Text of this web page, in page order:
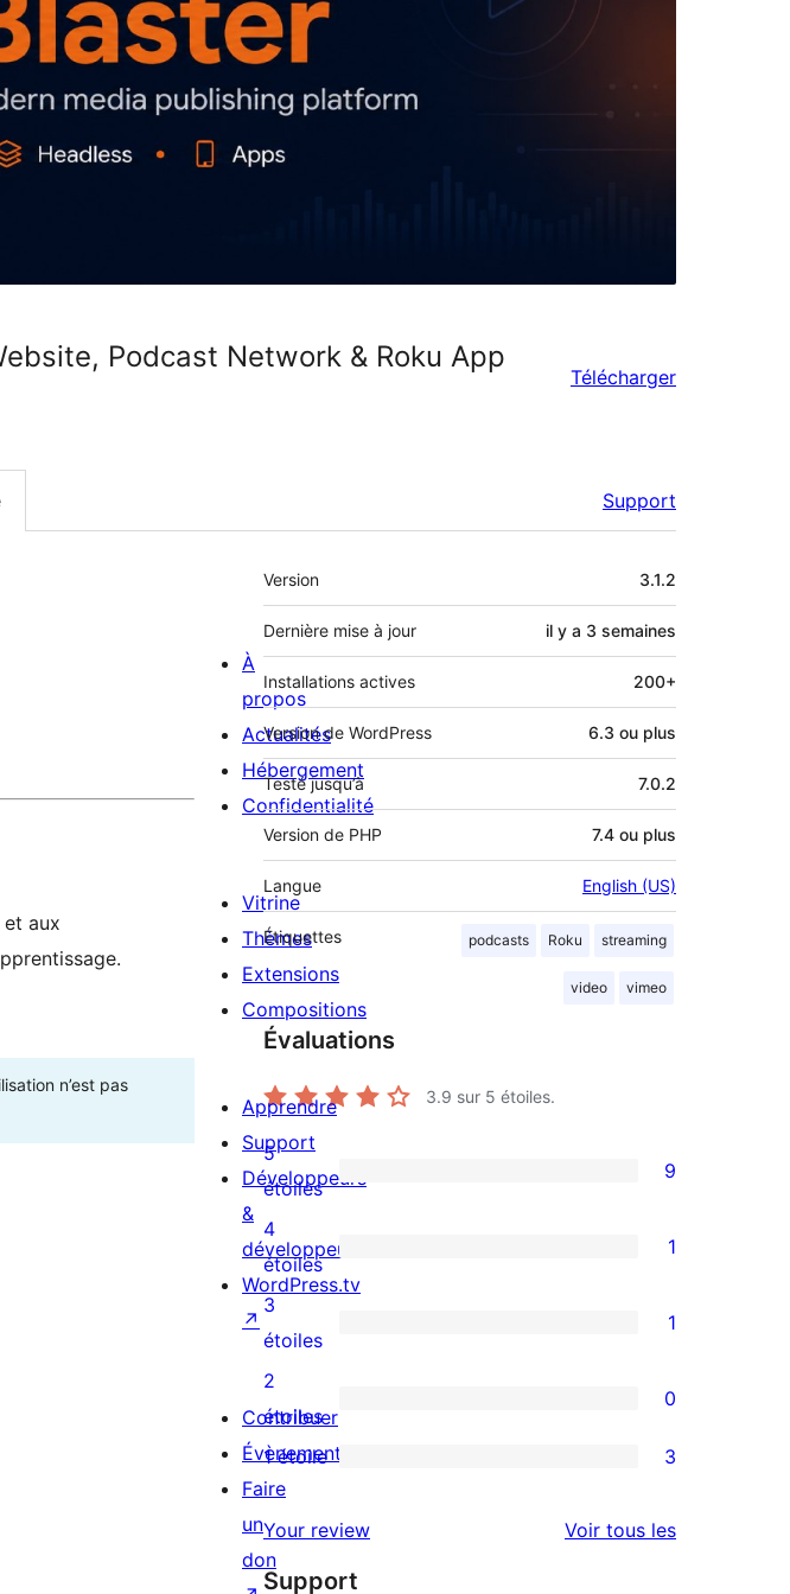
Podcast Network & Roku App
Télécharger
Support
aux
n’est pas
Méta
Version 3.1.2
Dernière mise à jour il y a 3 semaines
Installations actives 200+
Version de WordPress 6.3 ou plus
Testé jusqu’à 7.0.2
Version de PHP 7.4 ou plus
Langue English (US)
Étiquettes podcasts Roku streaming
video vimeo
Évaluations
3.9 sur 5 étoiles.
9
avis
à
5
étoiles
5
étoiles
9
1
avis
à
4
étoile
4
étoiles
1
1
avis
à
3
étoile
3
étoiles
1
0
avis
à
2
étoile
2
étoiles
0
à
1
1 étoile 3
Your review Voir tous lesavis
Support
À
propos
Actualités
Hébergement
Confidentialité
Vitrine
Thèmes
Extensions
Compositions
Apprendre
Support
Développeurs
&
développeuses
WordPress.tv
↗
Contribuer
Évènements
Faire
un
don